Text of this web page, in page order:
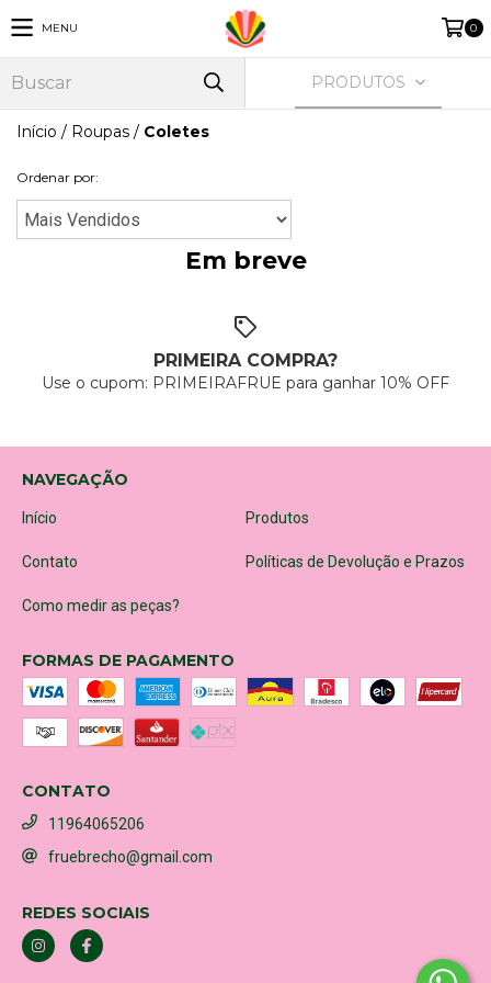
MENU 0
PRODUTOS
Início / Roupas / Coletes
Ordenar por:
Em breve
PRIMEIRA COMPRA?
Use o cupom: PRIMEIRAFRUE para ganhar 10% OFF
NAVEGAÇÃO
Início Produtos
Contato Políticas de Devolução e Prazos
Como medir as peças?
FORMAS DE PAGAMENTO
CONTATO
11964065206
fruebrecho@gmail.com
REDES SOCIAIS